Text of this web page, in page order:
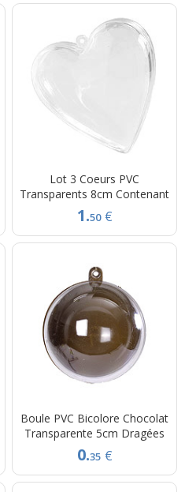
Lot 3 Coeurs PVC
Transparents 8cm Contenant
1.50 €
Boule PVC Bicolore Chocolat
Transparente 5cm Dragées
0.35 €